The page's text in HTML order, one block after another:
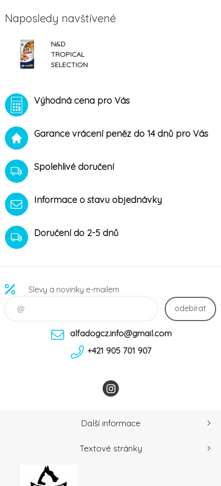
Naposledy navštívené
N&D
TROPICAL
SELECTION
Výhodná cena pro Vás
Garance vrácení peněz do 14 dnů pro Vás
Spolehlivé doručení
Informace o stavu objednávky
Doručení do 2-5 dnů
Slevy a novinky e-mailem
odebírat
alfadogcz.info@gmail.com
+421 905 701 907
Další informace
Textové stránky